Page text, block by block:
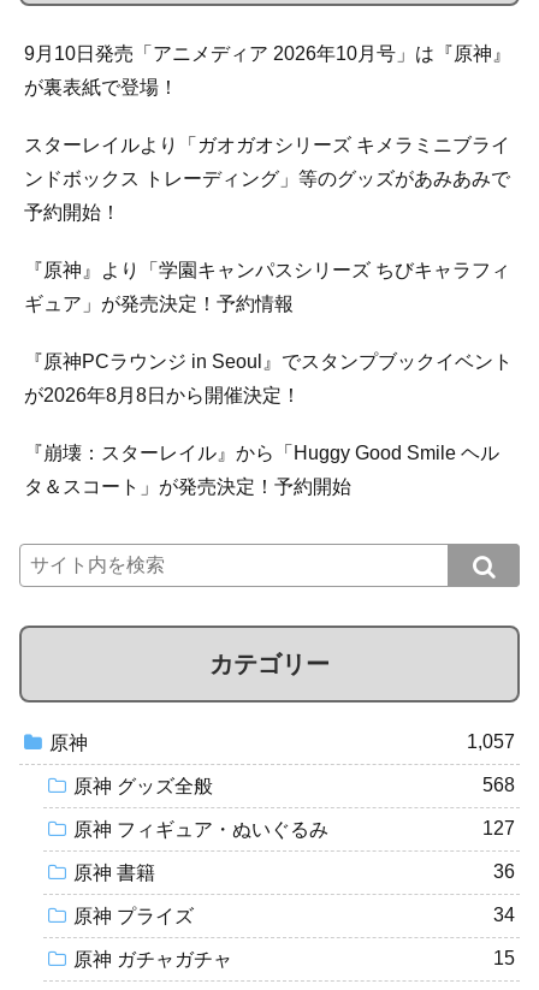
9月10日発売「アニメディア 2026年10月号」は『原神』
が裏表紙で登場！
スターレイルより「ガオガオシリーズ キメラミニブライ
ンドボックス トレーディング」等のグッズがあみあみで
予約開始！
『原神』より「学園キャンパスシリーズ ちびキャラフィ
ギュア」が発売決定！予約情報
『原神PCラウンジ in Seoul』でスタンプブックイベント
が2026年8月8日から開催決定！
『崩壊：スターレイル』から「Huggy Good Smile ヘル
タ＆スコート」が発売決定！予約開始
カテゴリー
原神 1,057
原神 グッズ全般 568
原神 フィギュア・ぬいぐるみ 127
原神 書籍 36
原神 プライズ 34
原神 ガチャガチャ 15